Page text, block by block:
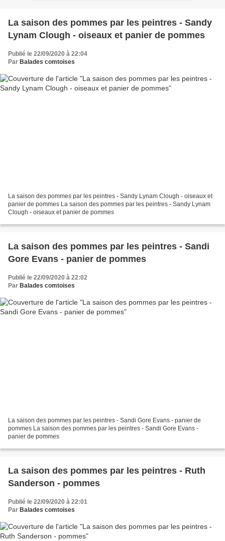
La saison des pommes par les peintres - Sandy
Lynam Clough - oiseaux et panier de pommes
Publié le 22/09/2020 à 22:04
Par Balades comtoises
La saison des pommes par les peintres - Sandy Lynam Clough - oiseaux et
panier de pommes La saison des pommes par les peintres - Sandy Lynam
Clough - oiseaux et panier de pommes
La saison des pommes par les peintres - Sandi
Gore Evans - panier de pommes
Publié le 22/09/2020 à 22:02
Par Balades comtoises
La saison des pommes par les peintres - Sandi Gore Evans - panier de
pommes La saison des pommes par les peintres - Sandi Gore Evans -
panier de pommes
La saison des pommes par les peintres - Ruth
Sanderson - pommes
Publié le 22/09/2020 à 22:01
Par Balades comtoises